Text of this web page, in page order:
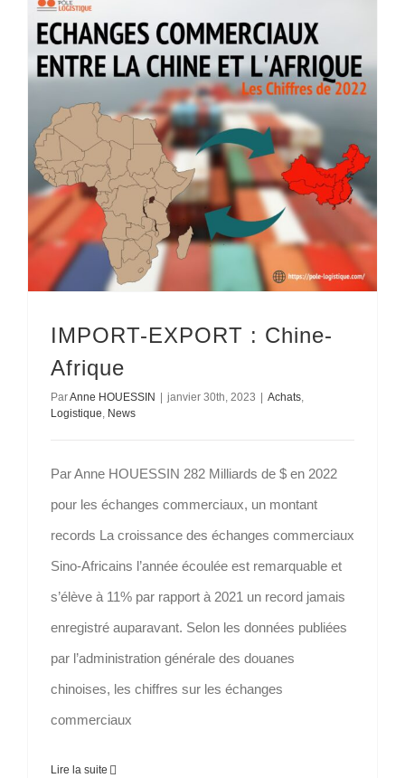
IMPORT-EXPORT : Chine-
Afrique
ParAnne HOUESSIN janvier 30th, 2023 Achats,
Logistique, News
Par Anne HOUESSIN 282 Milliards de $ en 2022
pour les échanges commerciaux, un montant
records La croissance des échanges commerciaux
Sino-Africains l’année écoulée est remarquable et
s’élève à 11% par rapport à 2021 un record jamais
enregistré auparavant. Selon les données publiées
par l’administration générale des douanes
chinoises, les chiffres sur les échanges
commerciaux
Lire la suite